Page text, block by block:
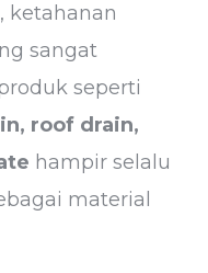
ketahanan
sangat
seperti
roof drain,
hampir selalu
material